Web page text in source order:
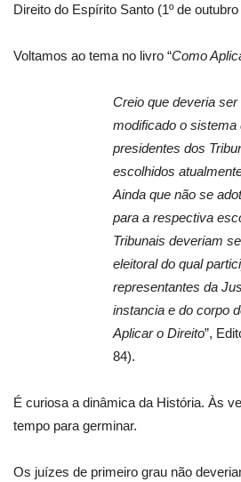
Direito do Espírito Santo (1º de
Voltamos ao tema no livro “Como
Creio que deveria
modificado o sistema
presidentes dos
escolhidos
Ainda que não se
para a respectiva
Tribunais deveriam
eleitoral do qual
representantes da
instancia e do corpo
Aplicar o Direito”,
84).
É curiosa a dinâmica da História. Às
tempo para germinar.
Os juízes de primeiro grau não